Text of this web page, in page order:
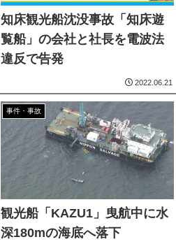
知床観光船沈没事故「知床遊
覧船」の会社と社長を電波法
違反で告発
2022.06.21
事件・事故
観光船「KAZU1」曳航中に水
深180mの海底へ落下